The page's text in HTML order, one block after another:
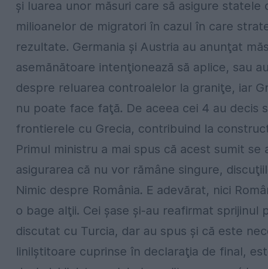
şi luarea unor măsuri care să asigure
milioanelor de migratori în cazul în care
rezultate. Germania şi Austria au anunţat
asemănătoare intenţionează să aplice, sau
despre reluarea controalelor la graniţe, iar
nu poate face faţă. De aceea cei 4 au decis
frontierele cu Grecia, contribuind la
Primul ministru a mai spus că acest sumit
asigurarea că nu vor rămâne singure,
Nimic despre România. E adevărat, nici
o bage alţii. Cei şase şi-au reafirmat
discutat cu Turcia, dar au spus şi că este
linilştitoare cuprinse în declaraţia de final,